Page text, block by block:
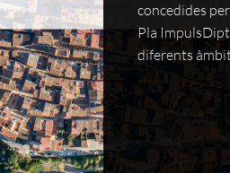
concedides
Pla
diferents